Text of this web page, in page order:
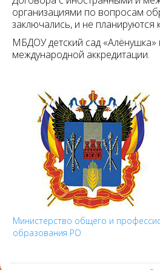
организациями по вопросам
заключались, и не планируются
МБДОУ детский сад «Алёнушка»
международной аккредитации.
Министерство общего и
образования РО